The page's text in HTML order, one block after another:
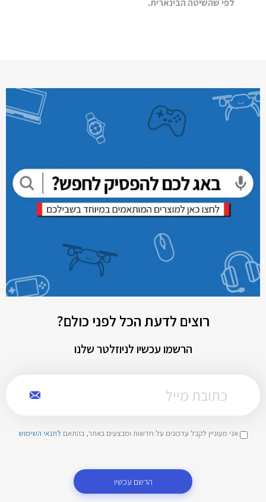
לפי שהשיטה הבינארית.
רוצים לדעת הכל לפני כולם?
הרשמו עכשיו לניוזלטר שלנו
אני מעוניין לקבל עדכונים על חדשות ומבצעים באתר, בהתאם לתנאי השימוש
הרשם עכשיו